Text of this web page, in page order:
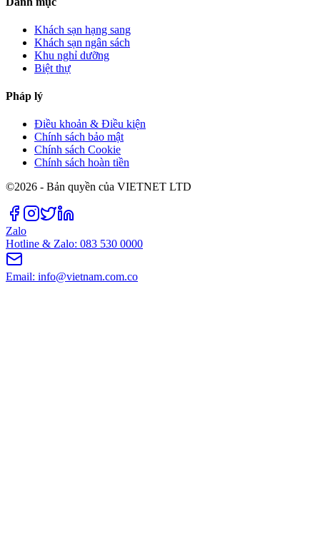
Khách sạn hạng sang
Khách sạn ngân sách
Khu nghỉ dưỡng
Biệt thự
Pháp lý
Điều khoản & Điều kiện
Chính sách bảo mật
Chính sách Cookie
Chính sách hoàn tiền
©2026 - Bản quyền của VIETNET LTD
Zalo
Hotline & Zalo: 083 530 0000
Email: info@vietnam.com.co